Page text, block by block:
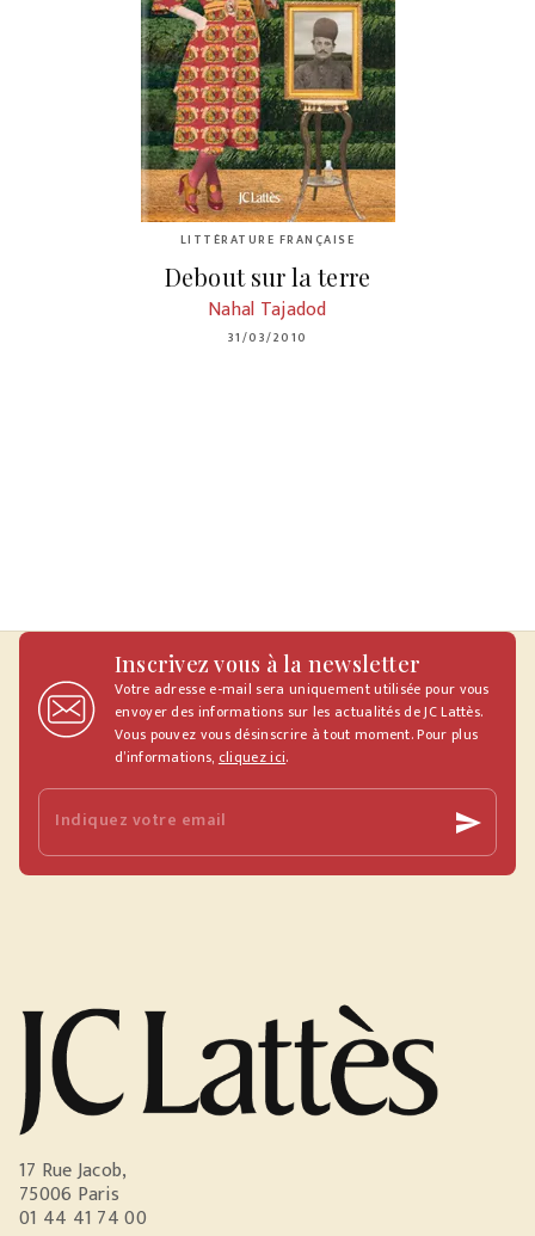
LITTÉRATURE FRANÇAISE
Debout sur la terre
Nahal Tajadod
31/03/2010
Inscrivez vous à la newsletter
Votre adresse e-mail sera uniquement utilisée pour vous
envoyer des informations sur les actualités de JC Lattès.
Vous pouvez vous désinscrire à tout moment. Pour plus
d’informations, cliquez ici.
Indiquez votre email send
17 Rue Jacob,
75006 Paris
01 44 41 74 00